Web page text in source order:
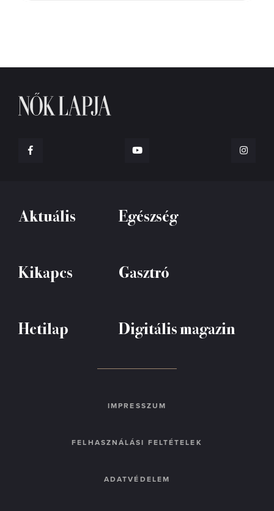
Aktuális Egészség
Kikapcs Gasztró
Hetilap Digitális magazin
IMPRESSZUM
FELHASZNÁLÁSI FELTÉTELEK
ADATVÉDELEM